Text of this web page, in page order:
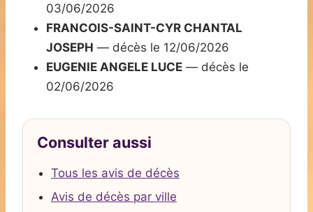
03/06/2026
FRANCOIS-SAINT-CYR CHANTAL
JOSEPH — décès le 12/06/2026
EUGENIE ANGELE LUCE — décès le
02/06/2026
Consulter aussi
Tous les avis de décès
Avis de décès par ville